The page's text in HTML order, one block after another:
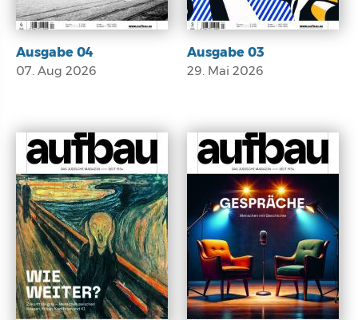
E-Paper
Ausgabe 04
07. Aug 2026
E-Paper
Ausgabe 03
29. Mai 2026